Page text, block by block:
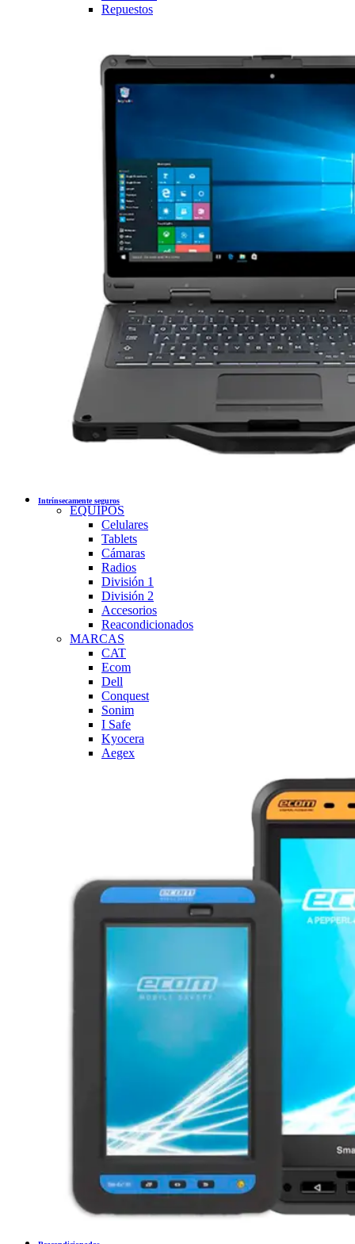
Repuestos
Intrínsecamente seguros
EQUIPOS
Celulares
Tablets
Cámaras
Radios
División 1
División 2
Accesorios
Reacondicionados
MARCAS
CAT
Ecom
Dell
Conquest
Sonim
I Safe
Kyocera
Aegex